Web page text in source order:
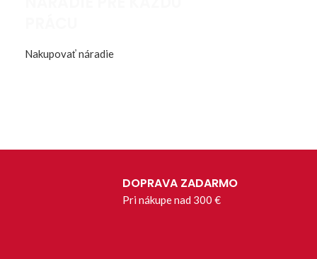
Nakupovať náradie
DOPRAVA ZADARMO
Pri nákupe nad 300 €